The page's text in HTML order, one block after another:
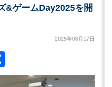
&ゲームDay2025を開
2025年08月17日
有